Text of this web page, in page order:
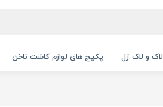
لاک و لاک ژل پکیج های لوازم کاشت ناخن